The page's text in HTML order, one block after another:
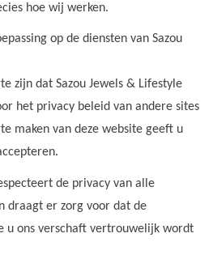
hoe wij werken.
op de diensten van Sazou
zijn dat Sazou Jewels & Lifestyle
het privacy beleid van andere sites
maken van deze website geeft u
de privacy van alle
draagt er zorg voor dat de
u ons verschaft vertrouwelijk wordt